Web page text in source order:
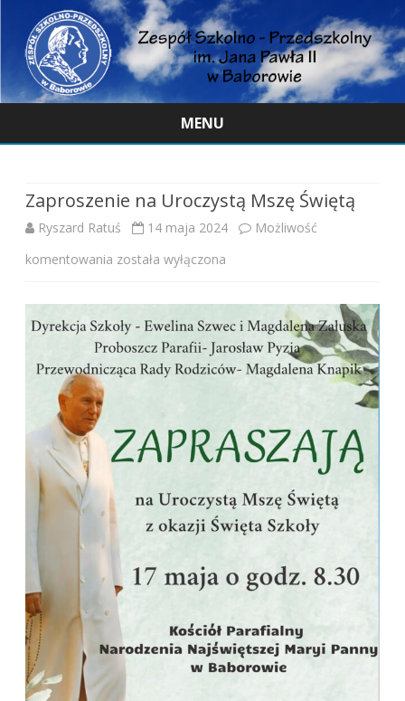
MENU
Zaproszenie na Uroczystą Mszę Świętą
Ryszard Ratuś 14 maja 2024
Możliwość
komentowania Zaproszenie
Uroczystą
Mszę
została wyłączona